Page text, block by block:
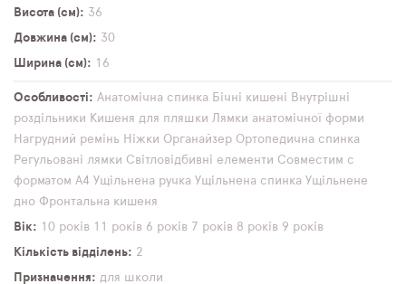
Висота (см)
36
Довжина (см)
30
Ширина (см)
16
Особливості Анатомічна спинка Бічні кишені Внутрішні
роздільники Кишеня для пляшки Лямки анатомічної форми
Нагрудний ремінь Ніжки Органайзер Ортопедична спинка
Регульовані лямки Світловідбивні елементи Совместим с
форматом А4 Ущільнена ручка Ущільнена спинка Ущільнене
дно Фронтальна кишеня
Вік
10 років 11 років 6 років 7 років 8 років 9 років
Кількість відділень
2
Призначення
для школи